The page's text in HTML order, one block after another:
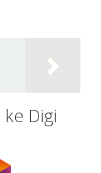
Digi